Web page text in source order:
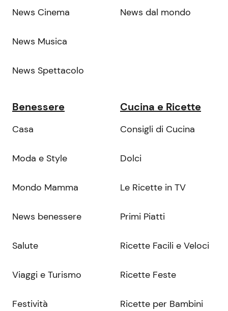
News Cinema
News Musica
News Spettacolo
News dal mondo
Benessere
Casa
Moda e Style
Mondo Mamma
News benessere
Salute
Viaggi e Turismo
Festività
Cucina e Ricette
Consigli di Cucina
Dolci
Le Ricette in TV
Primi Piatti
Ricette Facili e Veloci
Ricette Feste
Ricette per Bambini